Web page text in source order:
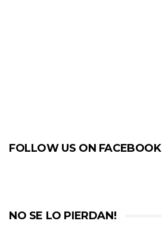
FOLLOW US ON FACEBOOK
NO SE LO PIERDAN!